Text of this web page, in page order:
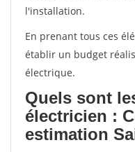
l'installation.
En prenant tous ces
établir un budget
électrique.
Quels sont
électricien :
estimation